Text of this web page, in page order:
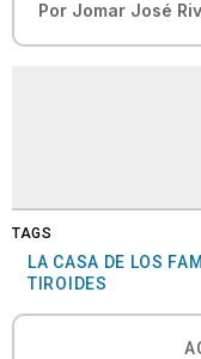
Por Jomar José
TAGS
LA CASA DE LOS
TIROIDES